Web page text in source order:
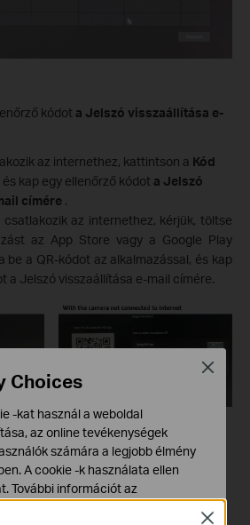
kódot a Jelszó visszaállítása e-
az internethez, kattintson a Kód
és kap egy ellenőrző kódot a Jelszó
címére .
az internethez, kérjük, töltse
az App Store vagy a Google Play
be a QR-kódot az alkalmazással, és kap
a Jelszó visszaállítása e-mail címére.
kódot, majd kattintsonaz
Close
Choices
-kat használ a weboldal
az online tevékenységek
számára a legjobb élmény
A cookie -k használata ellen
További információt az
Close